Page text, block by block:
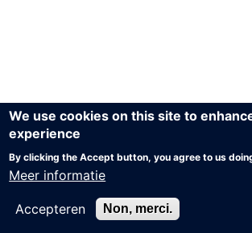
We use cookies on this site to
experience
By clicking the Accept button, you agree to us
Meer informatie
Accepteren Non, merci.